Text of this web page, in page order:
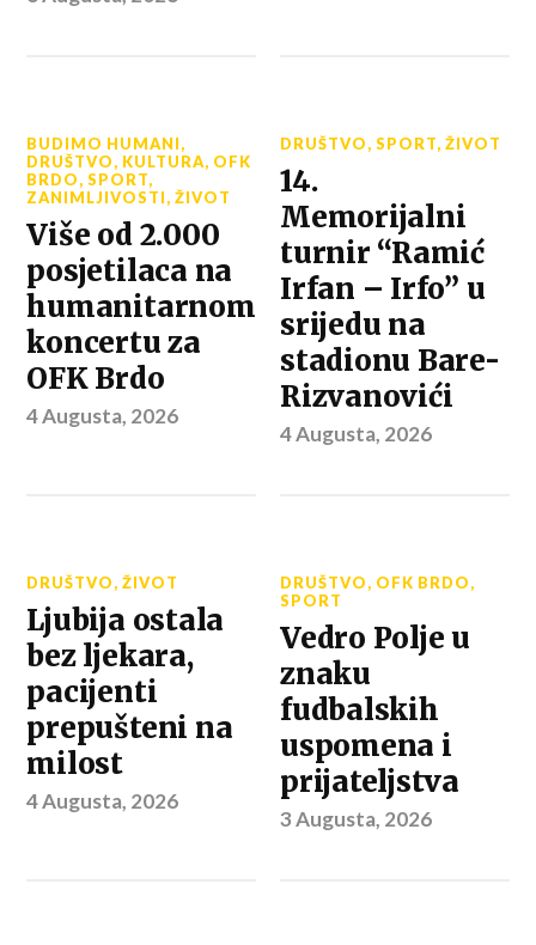
BUDIMO HUMANI,
DRUŠTVO, KULTURA, OFK
BRDO,SPORT,
ZANIMLJIVOSTI,ŽIVOT
Više od 2.000
posjetilaca na
humanitarnom
koncertu za
OFK Brdo
4 Augusta, 2026
DRUŠTVO,SPORT,ŽIVOT
14.
Memorijalni
turnir “Ramić
Irfan – Irfo” u
srijedu na
stadionu Bare-
Rizvanovići
4 Augusta, 2026
DRUŠTVO,ŽIVOT
Ljubija ostala
bez ljekara,
pacijenti
prepušteni na
milost
4 Augusta, 2026
DRUŠTVO, OFK BRDO,
SPORT
Vedro Polje u
znaku
fudbalskih
uspomena i
prijateljstva
3 Augusta, 2026